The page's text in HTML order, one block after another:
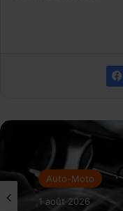
Auto-Moto
1 août 2026